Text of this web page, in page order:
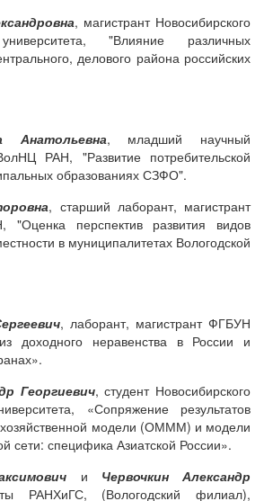
, магистрант Новосибирского
университета, "Влияние различных
делового района российских
Анатольевна, младший научный
РАН, "Развитие потребительской
образованиях СЗФО".
, старший лаборант, магистрант
, "Оценка перспектив развития видов
в муниципалитетах Вологодской
, лаборант, магистрант ФГБУН
доходного неравенства в России и
Георгиевич, студент Новосибирского
«Сопряжение результатов
модели (ОМММ) и модели
сети: специфика Азиатской России».
и Червочкин Александр
РАНХиГС, (Вологодский филиал),